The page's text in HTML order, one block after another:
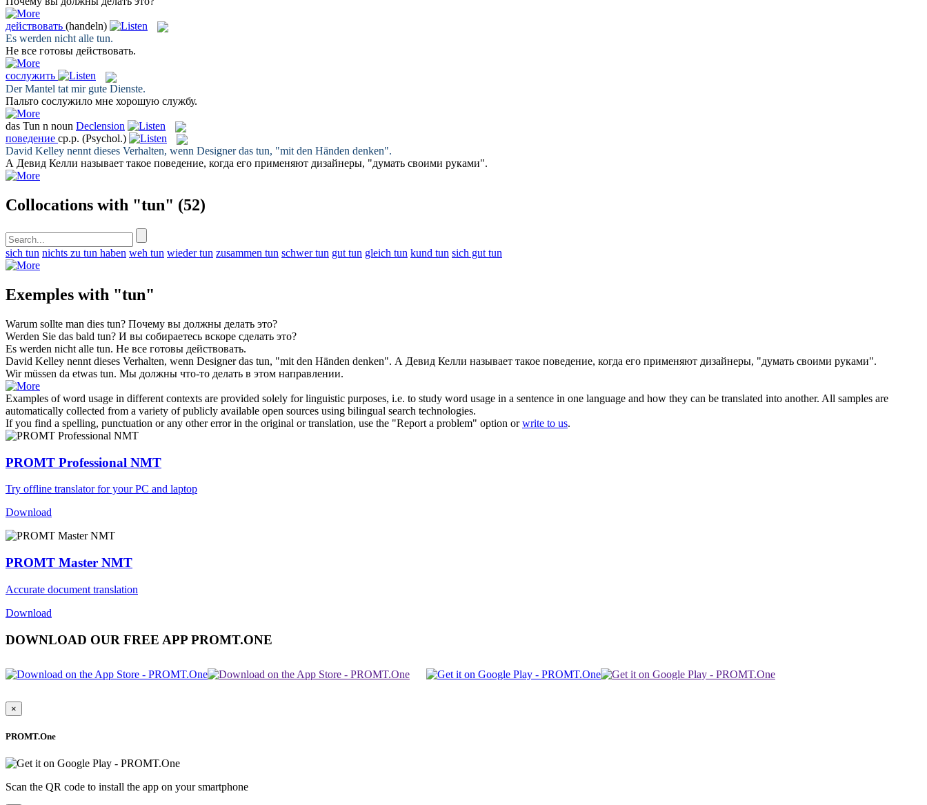
действовать (handeln)
Es werden nicht alle tun.
Не все готовы действовать.
сослужить
Der Mantel tat mir gute Dienste.
Пальто сослужило мне хорошую службу.
das Tun n noun Declension
поведение ср.р. (Psychol.)
David Kelley nennt dieses Verhalten, wenn Designer das tun, "mit den Händen denken".
А Девид Келли называет такое поведение, когда его применяют дизайнеры, "думать своими руками".
Collocations with "tun" (52)
sich tun nichts zu tun haben weh tun wieder tun zusammen tun schwer tun gut tun gleich tun kund tun sich gut tun
Exemples with "tun"
Warum sollte man dies tun? Почему вы должны делать это?
Werden Sie das bald tun? И вы собираетесь вскоре сделать это?
Es werden nicht alle tun. Не все готовы действовать.
David Kelley nennt dieses Verhalten, wenn Designer das tun, "mit den Händen denken". А Девид Келли называет такое поведение, когда его применяют дизайнеры, "думать своими руками".
Wir müssen da etwas tun. Мы должны что-то делать в этом направлении.
Examples of word usage in different contexts are provided solely for linguistic purposes, i.e. to study word usage in a sentence in one language and how they can be translated into another. All samples are
automatically collected from a variety of publicly available open sources using bilingual search technologies.
If you find a spelling, punctuation or any other error in the original or translation, use the "Report a problem" option orwrite to us.
PROMT Professional NMT
Try offline translator for your PC and laptop
Download
PROMT Master NMT
Accurate document translation
Download
DOWNLOAD OUR FREE APP PROMT.ONE
×
PROMT.One
Scan the QR code to install the app on your smartphone